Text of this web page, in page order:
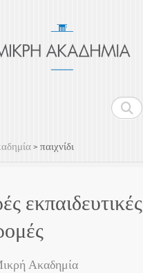
Search
Ακαδημία
> παιχνίδι
εκπαιδευτικές
Ακαδημία